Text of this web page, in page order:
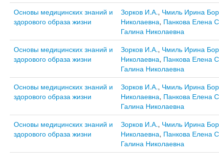
Основы медицинских знаний и
здорового образа жизни
Зорков И.А., Чмиль Ирина
Николаевна, Панкова Елена
Галина Николаевна
Основы медицинских знаний и
здорового образа жизни
Зорков И.А., Чмиль Ирина
Николаевна, Панкова Елена
Галина Николаевна
Основы медицинских знаний и
здорового образа жизни
Зорков И.А., Чмиль Ирина
Николаевна, Панкова Елена
Галина Николаевна
Основы медицинских знаний и
здорового образа жизни
Зорков И.А., Чмиль Ирина
Николаевна, Панкова Елена
Галина Николаевна